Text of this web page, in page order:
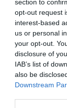
section to
opt-out request
interest-based
us or personal
your opt-out.
disclosure of
IAB’s list of
also be
Downstream
Συνήθως ένας
κρατάει 5-10
ygeiaonline.gr.
εκεί δεν
όριο, τότε δεν
πας στα